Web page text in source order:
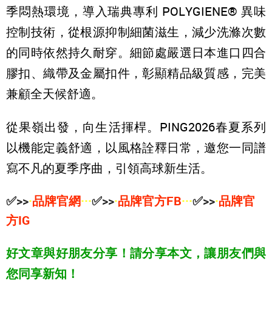
季悶熱環境，導入瑞典專利 POLYGIENE® 異味
控制技術，從根源抑制細菌滋生，減少洗滌次數
的同時依然持久耐穿。細節處嚴選日本進口四合
膠扣、織帶及金屬扣件，彰顯精品級質感，完美
兼顧全天候舒適。
從果嶺出發，向生活揮桿。PING2026春夏系列
以機能定義舒適，以風格詮釋日常，邀您一同譜
寫不凡的夏季序曲，引領高球新生活。
✅>>·品牌官網···✅>>·品牌官方FB···✅>>·品牌官
方IG
好文章與好朋友分享！請分享本文，讓朋友們與
您同享新知！